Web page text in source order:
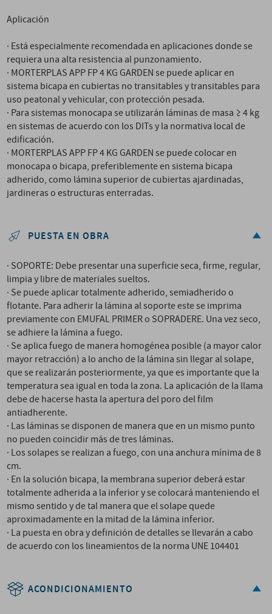
Aplicación
· Está especialmente recomendada en aplicaciones donde se
requiera una alta resistencia al punzonamiento.
· MORTERPLAS APP FP 4 KG GARDEN se puede aplicar en
sistema bicapa en cubiertas no transitables y transitables para
uso peatonal y vehicular, con protección pesada.
· Para sistemas monocapa se utilizarán láminas de masa ≥ 4 kg
en sistemas de acuerdo con los DITs y la normativa local de
edificación.
· MORTERPLAS APP FP 4 KG GARDEN se puede colocar en
monocapa o bicapa, preferiblemente en sistema bicapa
adherido, como lámina superior de cubiertas ajardinadas,
jardineras o estructuras enterradas.
PUESTA EN OBRA
· SOPORTE: Debe presentar una superficie seca, firme, regular,
limpia y libre de materiales sueltos.
· Se puede aplicar totalmente adherido, semiadherido o
flotante. Para adherir la lámina al soporte este se imprima
previamente con EMUFAL PRIMER o SOPRADERE. Una vez seco,
se adhiere la lámina a fuego.
· Se aplica fuego de manera homogénea posible (a mayor calor
mayor retracción) a lo ancho de la lámina sin llegar al solape,
que se realizarán posteriormente, ya que es importante que la
temperatura sea igual en toda la zona. La aplicación de la llama
debe de hacerse hasta la apertura del poro del film
antiadherente.
· Las láminas se disponen de manera que en un mismo punto
no pueden coincidir más de tres láminas.
· Los solapes se realizan a fuego, con una anchura mínima de 8
cm.
· En la solución bicapa, la membrana superior deberá estar
totalmente adherida a la inferior y se colocará manteniendo el
mismo sentido y de tal manera que el solape quede
aproximadamente en la mitad de la lámina inferior.
· La puesta en obra y definición de detalles se llevarán a cabo
de acuerdo con los lineamientos de la norma UNE 104401
ACONDICIONAMIENTO